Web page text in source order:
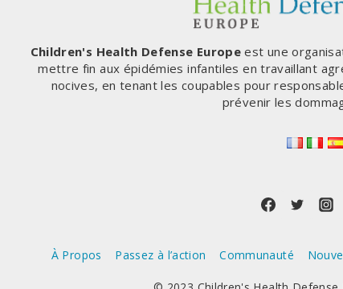
Children's Health Defense Europe est une
mettre fin aux épidémies infantiles en travaillant
nocives, en tenant les coupables pour
prévenir les
À Propos Passez à l’action Communauté